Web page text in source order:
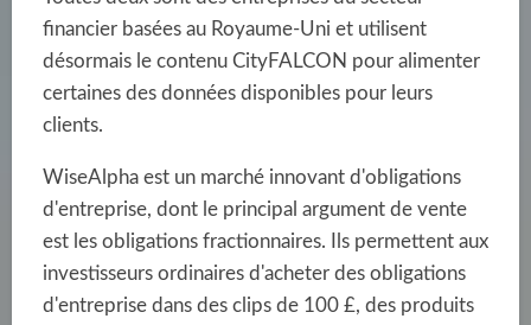
financier basées au Royaume-Uni et utilisent
désormais le contenu CityFALCON pour alimenter
certaines des données disponibles pour leurs
clients.
WiseAlpha est un marché innovant d'obligations
d'entreprise, dont le principal argument de vente
est les obligations fractionnaires. Ils permettent aux
investisseurs ordinaires d'acheter des obligations
d'entreprise dans des clips de 100 £, des produits